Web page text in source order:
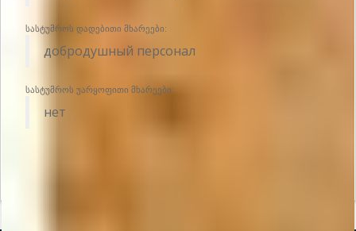
სასტუმროს დადებითი მხარეები:
добродушный персонал
სასტუმროს უარყოფითი მხარეები:
нет